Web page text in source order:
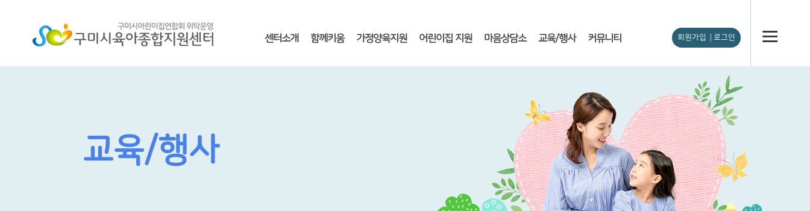
센터소개 함께키움 가정양육지원 어린이집 지원 마음상담소 교육/행사 커뮤니티 회원가입 로그인
교육/행사